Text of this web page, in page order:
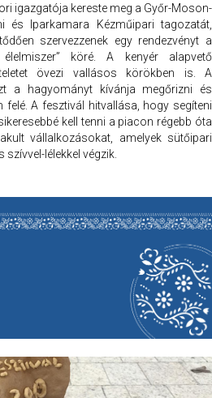
igazgatója kereste meg a Győr-Moson-
és Iparkamara Kézműipari tagozatát,
szervezzenek egy rendezvényt a
köré. A kenyér alapvető
övezi vallásos körökben is. A
a hagyományt kívánja megőrizni és
A fesztivál hitvallása, hogy segíteni
kell tenni a piacon régebb óta
vállalkozásokat, amelyek sütőipari
szívvel-lélekkel végzik.